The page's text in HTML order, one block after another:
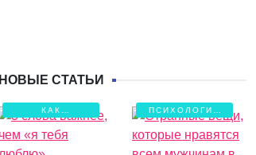
НОВЫЕ СТАТЬИ
КАК
СОХРАНИТЬ
ЛЮБОВЬ?
ПСИХОЛОГИЯ
ЛЮБВИ